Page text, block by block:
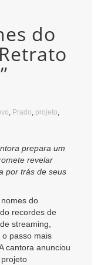
do
Prado projeto
prepara um
revelar
por trás de seus
do
recordes de
streaming,
passo mais
cantora anunciou